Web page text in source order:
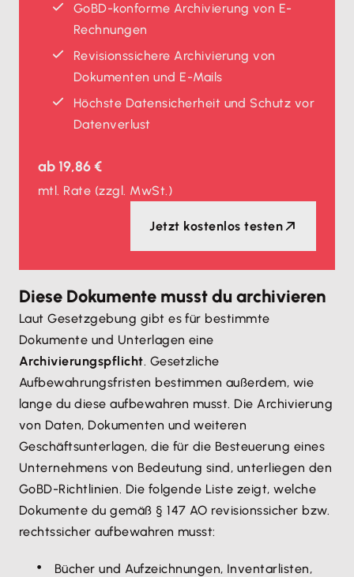
GoBD-konforme Archivierung von E-
Rechnungen
Revisionssichere Archivierung von
Dokumenten und E-Mails
Höchste Daten­sicherheit und Schutz vor
Datenverlust
ab 19,86 €
mtl. Rate (zzgl. MwSt.)
Jetzt kostenlos testen
Diese Dokumente musst du archivieren
Laut Gesetzgebung gibt es für bestimmte
Dokumente und Unterlagen eine
Archivierungspflicht. Gesetzliche
Aufbewahrungsfristen bestimmen außerdem, wie
lange du diese aufbewahren musst. Die Archivierung
von Daten, Dokumenten und weiteren
Geschäftsunterlagen, die für die Besteuerung eines
Unternehmens von Bedeutung sind, unterliegen den
GoBD-Richtlinien. Die folgende Liste zeigt, welche
Dokumente du gemäß § 147 AO revisionssicher bzw.
rechtssicher aufbewahren musst:
Bücher und Aufzeichnungen, Inventarlisten,